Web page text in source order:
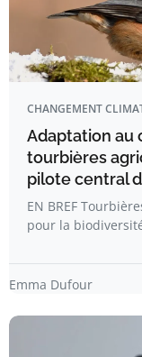
CHANGEMENT
Adaptation au
tourbières
pilote central
EN BREF
pour la
Emma Dufour